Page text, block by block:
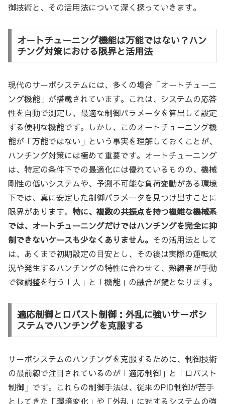
御技術と、その活用法について深く探っていきます。
オートチューニング機能は万能ではない？ハン
チング対策における限界と活用法
現代のサーボシステムには、多くの場合「オートチューニ
ング機能」が搭載されています。これは、システムの応答
性を自動で測定し、最適な制御パラメータを算出して設定
する便利な機能です。しかし、このオートチューニング機
能が「万能ではない」という事実を理解しておくことが、
ハンチング対策には極めて重要です。オートチューニング
は、特定の条件下での最適化には優れているものの、機械
剛性の低いシステムや、予測不可能な負荷変動がある環境
下では、真に安定した制御パラメータを見つけ出すことに
限界があります。 特に、複数の共振点を持つ複雑な機械系
では、オートチューニングだけではハンチングを完全に抑
制できないケースも少なくありません。 その活用法として
は、あくまで初期設定の目安とし、その後は実際の運転状
況や発生するハンチングの特性に合わせて、熟練者が手動
で微調整を行う「人」と「機能」の融合が鍵となります。
適応制御とロバスト制御：外乱に強いサーボシ
ステムでハンチングを克服する
サーボシステムのハンチングを克服するために、制御技術
の最前線で注目されているのが「適応制御」と「ロバスト
制御」です。これらの制御手法は、従来のPID制御が苦手
としてきた「環境変化」や「外乱」に対するシステムの強